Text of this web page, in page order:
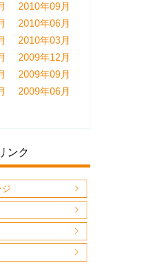
2010年09月
2010年06月
2010年03月
2009年12月
2009年09月
2009年06月
ンク